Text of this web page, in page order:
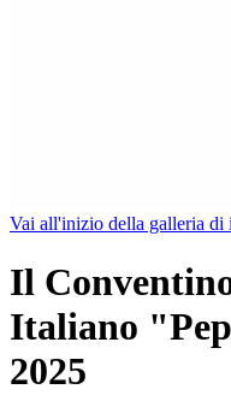
Vai all'inizio della galleria di
Il
Italiano
2025